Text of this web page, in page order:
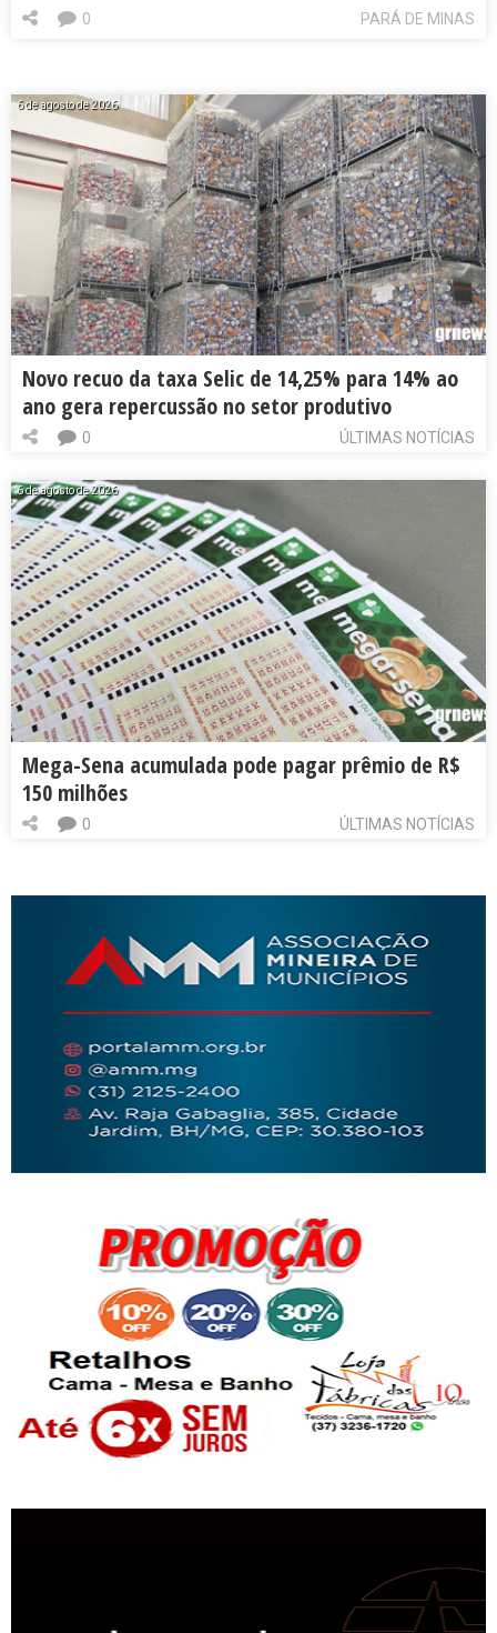
PARÁ DE MINAS
0
6 de agosto de 2026
Novo recuo da taxa Selic de 14,25% para 14% ao
ano gera repercussão no setor produtivo
ÚLTIMAS NOTÍCIAS
0
6 de agosto de 2026
Mega-Sena acumulada pode pagar prêmio de R$
150 milhões
ÚLTIMAS NOTÍCIAS
0